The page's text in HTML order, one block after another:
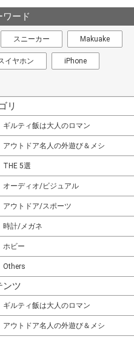
ワード
スニーカー Makuake
イヤホン iPhone
リ
ギルティ飯は大人のロマン
アウトドア名人の外遊び＆メシ
THE 5選
オーディオ/ビジュアル
アウトドア/スポーツ
時計/メガネ
ホビー
Others
ンツ
ギルティ飯は大人のロマン
アウトドア名人の外遊び＆メシ